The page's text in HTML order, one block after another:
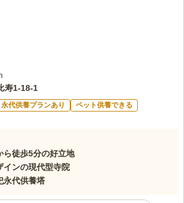
寿1-18-1
永代供養プランあり
ペット供養できる
ら徒歩5分の好立地
インの現代型寺院
永代供養塔